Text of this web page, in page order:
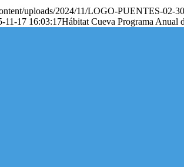
uploads/2024/11/LOGO-PUENTES-02-
11-17 16:03:17Hábitat Cueva Programa Anual